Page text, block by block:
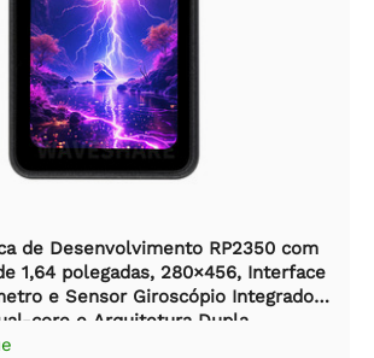
de Desenvolvimento RP2350 com
1,64 polegadas, 280×456, Interface
e Sensor Giroscópio Integrados,
core e Arquitetura Dupla.